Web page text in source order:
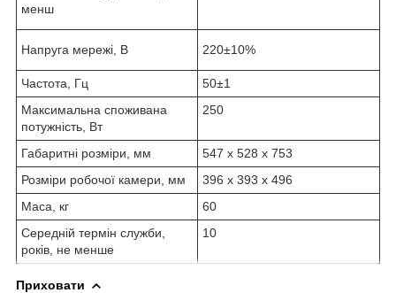
менш
Напруга мережі, В 220±10%
Частота, Гц
50±1
Максимальна споживана
потужність, Вт
250
Габаритні розміри, мм
547 x 528 x 753
Розміри робочої камери, мм
396 x 393 x 496
Маса, кг
60
Середній термін служби,
років, не менше
10
Приховати